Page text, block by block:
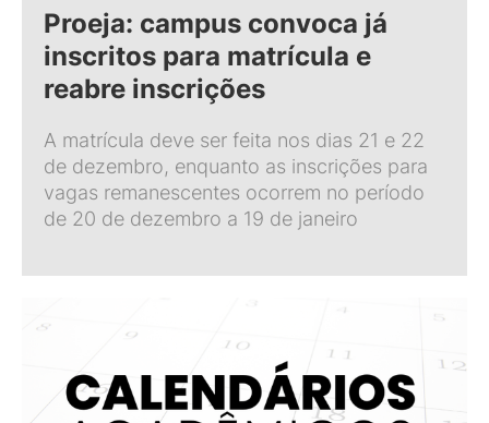
Proeja: campus convoca já
inscritos para matrícula e
reabre inscrições
A matrícula deve ser feita nos dias 21 e 22
de dezembro, enquanto as inscrições para
vagas remanescentes ocorrem no período
de 20 de dezembro a 19 de janeiro